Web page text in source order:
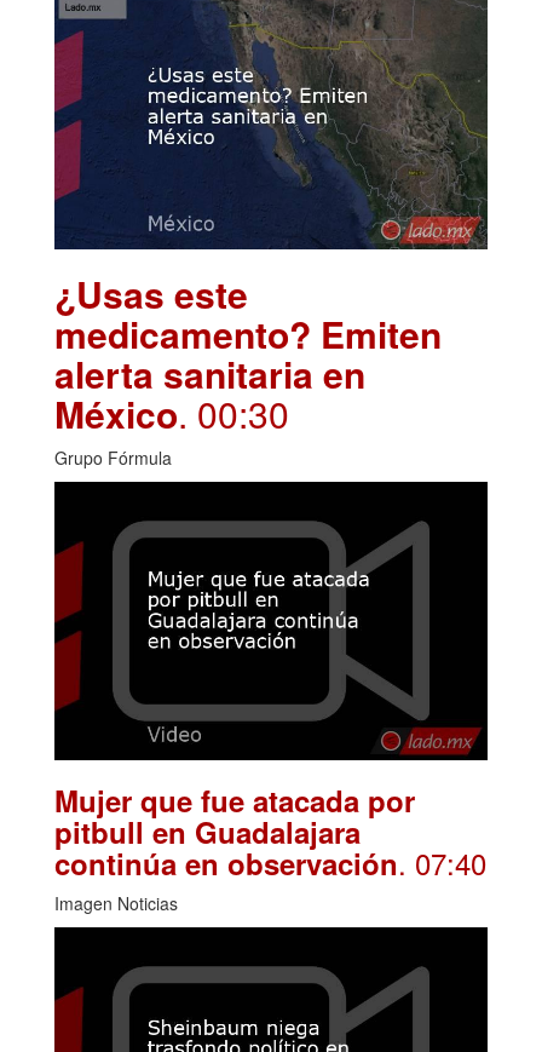
¿Usas este
medicamento? Emiten
alerta sanitaria en
México. 00:30
Grupo Fórmula
Mujer que fue atacada por
pitbull en Guadalajara
continúa en observación. 07:40
Imagen Noticias